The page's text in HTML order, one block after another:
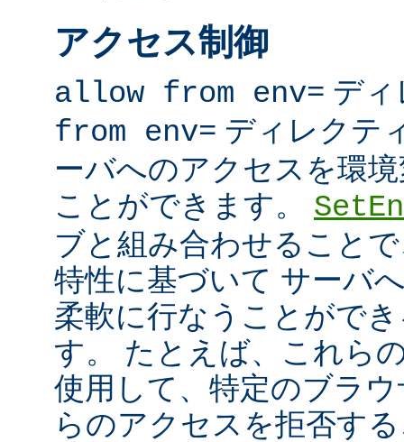
アクセス制御
allow from env= デ
from env= ディレクテ
ーバへのアクセスを環
ことができます。
ブと組み合わせること
特性に基づいて サーバ
柔軟に行なうことがで
す。 たとえば、これら
使用して、特定のブラ
らのアクセスを拒否す